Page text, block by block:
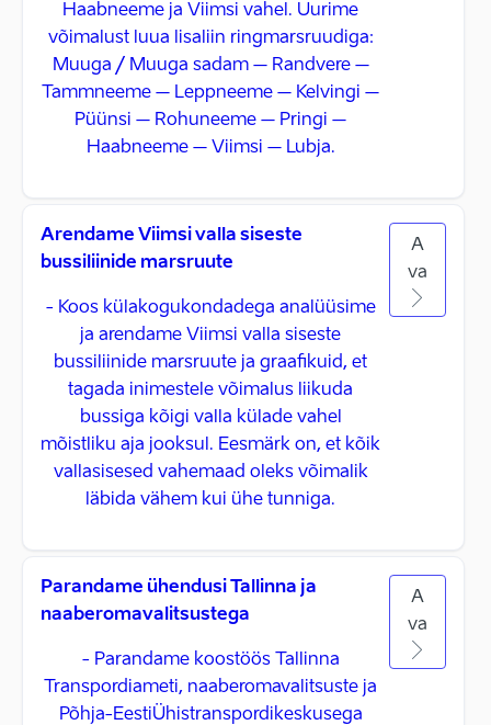
Haabneeme ja Viimsi vahel. Uurime
võimalust luua lisaliin ringmarsruudiga:
Muuga / Muuga sadam – Randvere –
Tammneeme – Leppneeme – Kelvingi –
Püünsi – Rohuneeme – Pringi –
Haabneeme – Viimsi – Lubja.
Arendame Viimsi valla siseste
bussiliinide marsruute
- Koos külakogukondadega analüüsime
ja arendame Viimsi valla siseste
bussiliinide marsruute ja graafikuid, et
tagada inimestele võimalus liikuda
bussiga kõigi valla külade vahel
mõistliku aja jooksul. Eesmärk on, et kõik
vallasisesed vahemaad oleks võimalik
läbida vähem kui ühe tunniga.
A
va
Parandame ühendusi Tallinna ja
naaberomavalitsustega
- Parandame koostöös Tallinna
Transpordiameti, naaberomavalitsuste ja
Põhja-EestiÜhistranspordikeskusega
A
va